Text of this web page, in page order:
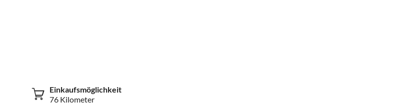
Einkaufsmöglichkeit
76 Kilometer